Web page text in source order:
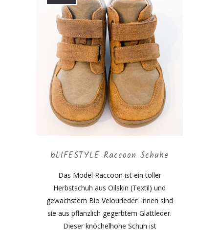
bLIFESTYLE Raccoon Schuhe
Das Model Raccoon ist ein toller
Herbstschuh aus Oilskin (Textil) und
gewachstem Bio Velourleder. Innen sind
sie aus pflanzlich gegerbtem Glattleder.
Dieser knöchelhohe Schuh ist